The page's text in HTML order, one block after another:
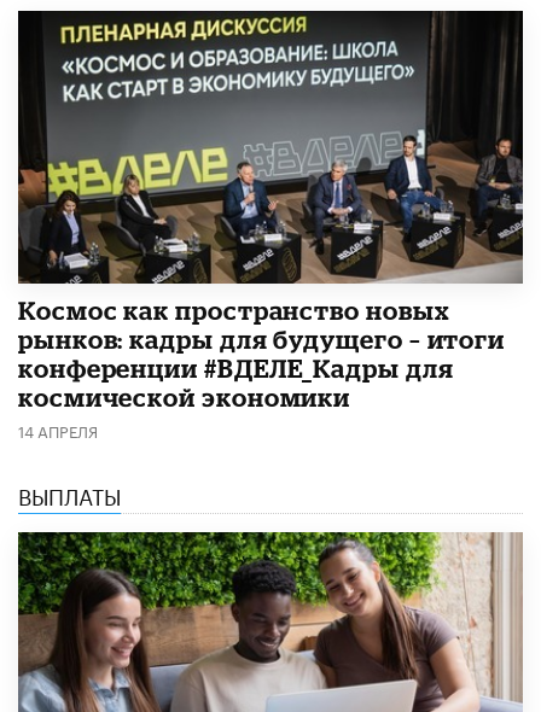
Космос как пространство новых
рынков: кадры для будущего – итоги
конференции #ВДЕЛЕ_Кадры для
космической экономики
14 АПРЕЛЯ
ВЫПЛАТЫ